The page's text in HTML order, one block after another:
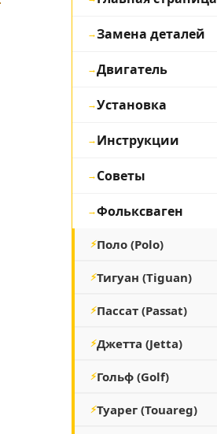
Замена деталей
Двигатель
Установка
Инструкции
Советы
Фольксваген
Поло (Polo)
Тигуан (Tiguan)
Пассат (Passat)
Джетта (Jetta)
Гольф (Golf)
Туарег (Touareg)